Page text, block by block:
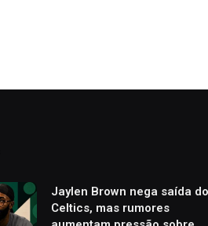
Jaylen Brown nega saída do
Celtics, mas rumores